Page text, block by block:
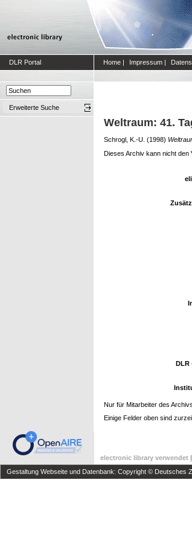
DLR Portal Home | Impressum |
Erweiterte Suche
Weltraum: 41.
Schrogl, K.-U. (1998)
Dieses Archiv kann nicht den
DLR
Nur für Mitarbeiter des
Einige Felder oben sind
electronic library verwendet
Gestaltung Webseite und Datenbank: Copyright © Deutsches